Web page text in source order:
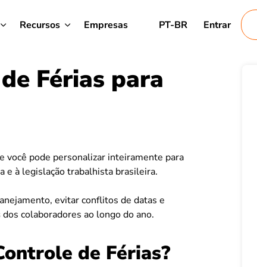
Recursos Empresas PT-BR Entrar
Férias para
você pode personalizar inteiramente para
e à legislação trabalhista brasileira.
evitar conflitos de datas e
colaboradores ao longo do ano.
de Férias?